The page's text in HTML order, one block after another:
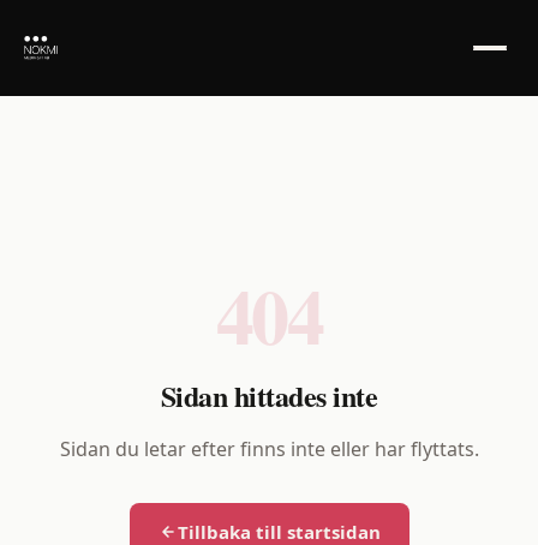
Sidan hittades inte
404
Sidan hittades inte
Sidan du letar efter finns inte eller har flyttats.
Tillbaka till startsidan